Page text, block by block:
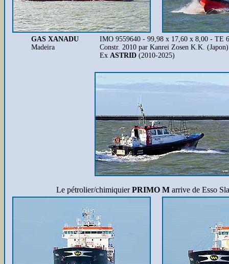
GAS XANADU
Madeira
IMO 9559640 - 99,98 x 17,60 x 8,00 -
Constr. 2010 par Kanrei Zosen K.K.
Ex ASTRID (2010-2025)
Le pétrolier/chimiquierPRIMO M arrive de Esso